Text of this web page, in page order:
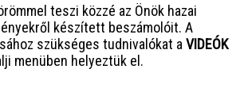
teszi közzé az Önök hazai
készített beszámolóit. A
szükséges tudnivalókat a VIDEÓK
menüben helyeztük el.